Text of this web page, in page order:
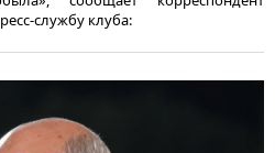
службу клуба: